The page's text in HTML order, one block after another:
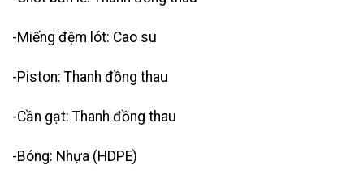
-Miếng đệm lót: Cao su
-Piston: Thanh đồng thau
-Cần gạt: Thanh đồng thau
-Bóng: Nhựa (HDPE)